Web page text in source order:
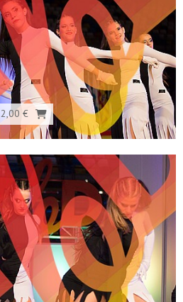
2,00 €